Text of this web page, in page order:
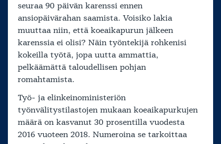
seuraa 90 päivän karenssi ennen
ansiopäivärahan saamista. Voisiko lakia
muuttaa niin, että koeaikapurun jälkeen
karenssia ei olisi? Näin työntekijä rohkenisi
kokeilla työtä, jopa uutta ammattia,
pelkäämättä taloudellisen pohjan
romahtamista.
Työ- ja elinkeinoministeriön
työnvälitystilastojen mukaan koeaikapurkujen
määrä on kasvanut 30 prosentilla vuodesta
2016 vuoteen 2018. Numeroina se tarkoittaa